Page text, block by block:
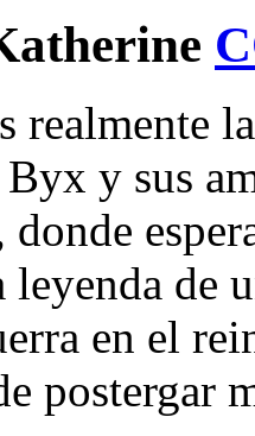
realmente
y sus
leyenda de
en el
postergar